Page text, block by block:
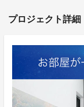
プロジェクト詳細